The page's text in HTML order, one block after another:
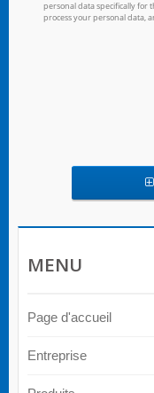
MENU
Page d'accueil
Entreprise